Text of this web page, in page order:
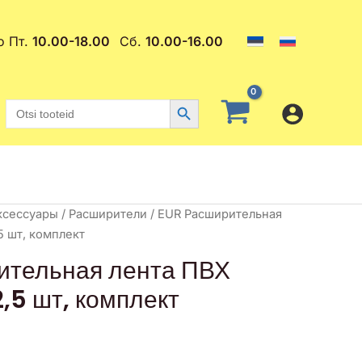
Пт. 10.00-18.00 Сб. 10.00-16.00
Search
for:
Search Button
/ Расширители / EUR Расширительная
шт, комплект
лента ПВХ
шт, комплект